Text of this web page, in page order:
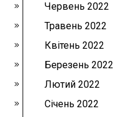
Червень 2022
Травень 2022
Квітень 2022
Березень 2022
Лютий 2022
Січень 2022